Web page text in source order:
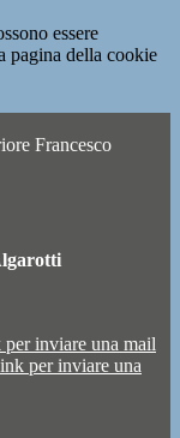
essere
pagina della cookie
Francesco
inviare una mail
per inviare una